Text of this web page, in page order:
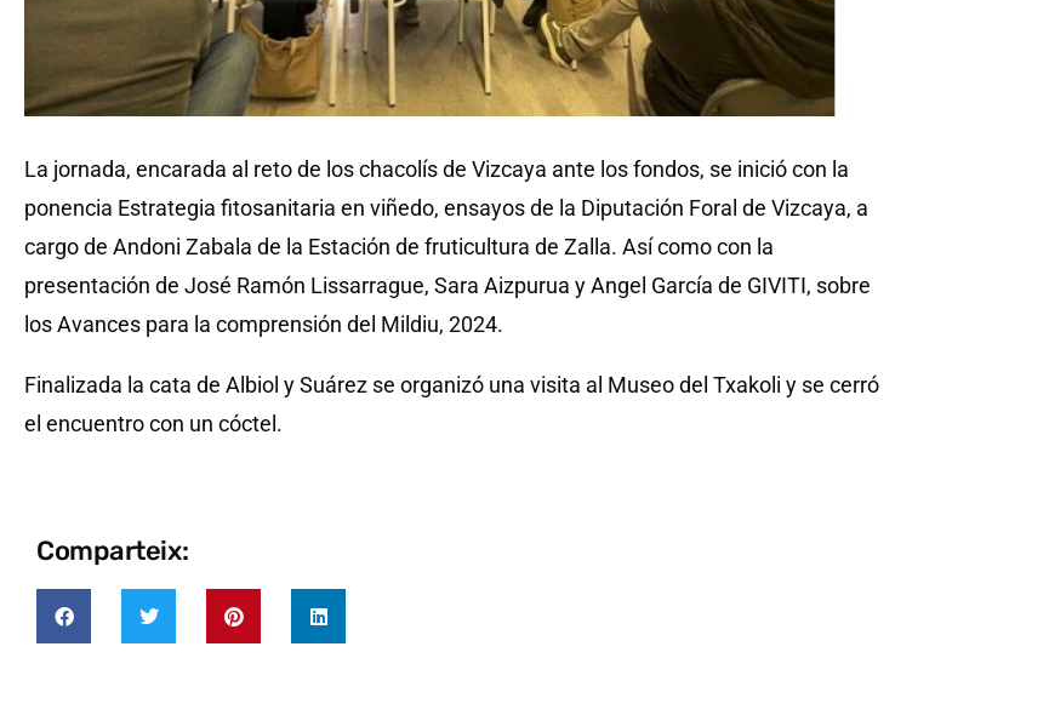
La jornada, encarada al reto de los chacolís de Vizcaya ante los fondos, se inició con la
ponencia Estrategia fitosanitaria en viñedo, ensayos de la Diputación Foral de Vizcaya, a
cargo de Andoni Zabala de la Estación de fruticultura de Zalla. Así como con la
presentación de José Ramón Lissarrague, Sara Aizpurua y Angel García de GIVITI, sobre
los Avances para la comprensión del Mildiu, 2024.
Finalizada la cata de Albiol y Suárez se organizó una visita al Museo del Txakoli y se cerró
el encuentro con un cóctel.
Comparteix: